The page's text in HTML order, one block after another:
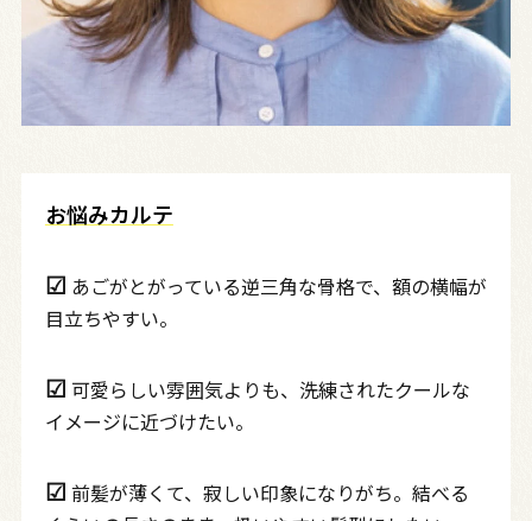
お悩みカルテ
☑︎ あごがとがっている逆三角な骨格で、額の横幅が
目立ちやすい。
☑︎ 可愛らしい雰囲気よりも、洗練されたクールな
イメージに近づけたい。
☑︎ 前髪が薄くて、寂しい印象になりがち。結べる